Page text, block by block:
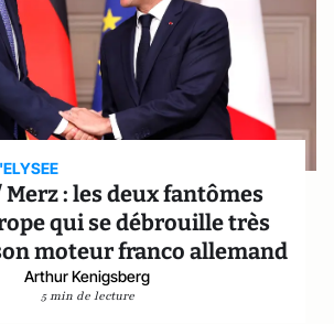
: les deux fantômes
qui se débrouille très
moteur franco allemand
Arthur Kenigsberg
5 min de lecture